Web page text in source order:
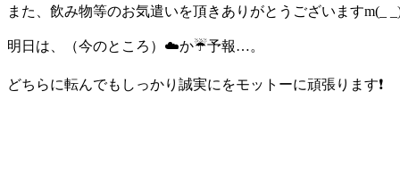
また、飲み物等のお気遣いを頂きありがとうございますm(_
明日は、（今のところ）☁️か☔予報…。
どちらに転んでもしっかり誠実にをモットーに頑張ります❗